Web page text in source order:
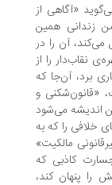
از
همین
آن را در
را از
آن‌جا که
و
می‌شود
که به
مالکیت»
که
کند،